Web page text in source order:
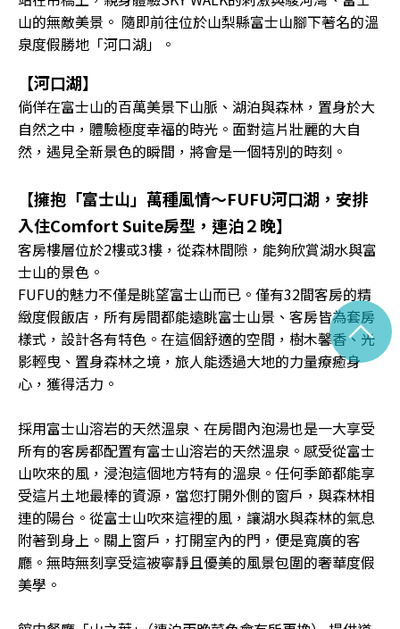
山的無敵美景。 隨即前往位於山梨縣富士山腳下著名的溫
泉度假勝地「河口湖」。
【河口湖】
倘佯在富士山的百萬美景下山脈、湖泊與森林，置身於大
自然之中，體驗極度幸福的時光。面對這片壯麗的大自
然，遇見全新景色的瞬間，將會是一個特別的時刻。
【擁抱「富士山」萬種風情～FUFU河口湖，安排
入住Comfort Suite房型，連泊２晚】
客房樓層位於2樓或3樓，從森林間隙，能夠欣賞湖水與富
士山的景色。
FUFU的魅力不僅是眺望富士山而已。僅有32間客房的精
緻度假飯店，所有房間都能遠眺富士山景、客房皆為套房
樣式，設計各有特色。在這個舒適的空間，樹木馨香、光
影輕曳、置身森林之境，旅人能透過大地的力量療癒身
心，獲得活力。
採用富士山溶岩的天然溫泉、在房間內泡湯也是一大享受
所有的客房都配置有富士山溶岩的天然溫泉。感受從富士
山吹來的風，浸泡這個地方特有的溫泉。任何季節都能享
受這片土地最棒的資源，當您打開外側的窗戶，與森林相
連的陽台。從富士山吹來這裡的風，讓湖水與森林的氣息
附著到身上。關上窗戶，打開室內的門，便是寬廣的客
廳。無時無刻享受這被寧靜且優美的風景包圍的奢華度假
美學。
^